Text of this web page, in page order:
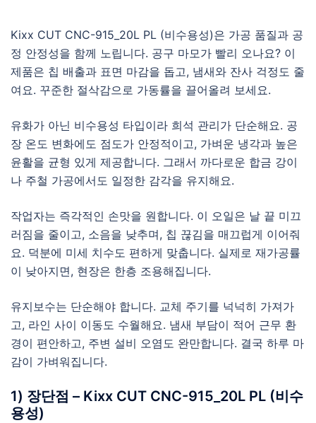
Kixx CUT CNC-915_20L PL (비수용성)은 가공 품질과 공
정 안정성을 함께 노립니다. 공구 마모가 빨리 오나요? 이
제품은 칩 배출과 표면 마감을 돕고, 냄새와 잔사 걱정도 줄
여요. 꾸준한 절삭감으로 가동률을 끌어올려 보세요.
유화가 아닌 비수용성 타입이라 희석 관리가 단순해요. 공
장 온도 변화에도 점도가 안정적이고, 가벼운 냉각과 높은
윤활을 균형 있게 제공합니다. 그래서 까다로운 합금 강이
나 주철 가공에서도 일정한 감각을 유지해요.
작업자는 즉각적인 손맛을 원합니다. 이 오일은 날 끝 미끄
러짐을 줄이고, 소음을 낮추며, 칩 끊김을 매끄럽게 이어줘
요. 덕분에 미세 치수도 편하게 맞춥니다. 실제로 재가공률
이 낮아지면, 현장은 한층 조용해집니다.
유지보수는 단순해야 합니다. 교체 주기를 넉넉히 가져가
고, 라인 사이 이동도 수월해요. 냄새 부담이 적어 근무 환
경이 편안하고, 주변 설비 오염도 완만합니다. 결국 하루 마
감이 가벼워집니다.
1) 장단점 – Kixx CUT CNC-915_20L PL (비수
용성)